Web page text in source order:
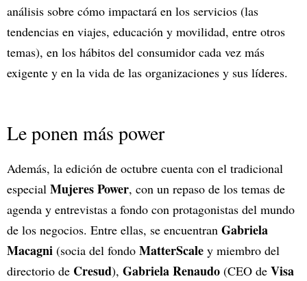
análisis sobre cómo impactará en los servicios (las
tendencias en viajes, educación y movilidad, entre otros
temas), en los hábitos del consumidor cada vez más
exigente y en la vida de las organizaciones y sus líderes.
Le ponen más power
Además, la edición de octubre cuenta con el tradicional
especial Mujeres Power, con un repaso de los temas de
agenda y entrevistas a fondo con protagonistas del mundo
de los negocios. Entre ellas, se encuentran Gabriela
Macagni (socia del fondo MatterScale y miembro del
directorio de Cresud), Gabriela Renaudo (CEO de Visa